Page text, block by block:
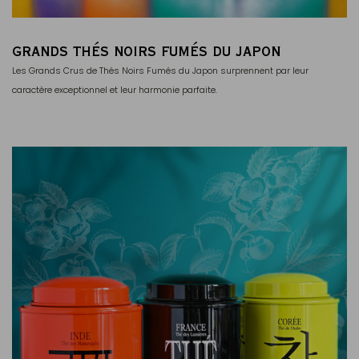
GRANDS THÉS NOIRS FUMÉS DU JAPON
Les Grands Crus de Thés Noirs Fumés du Japon surprennent par leur
caractère exceptionnel et leur harmonie parfaite.